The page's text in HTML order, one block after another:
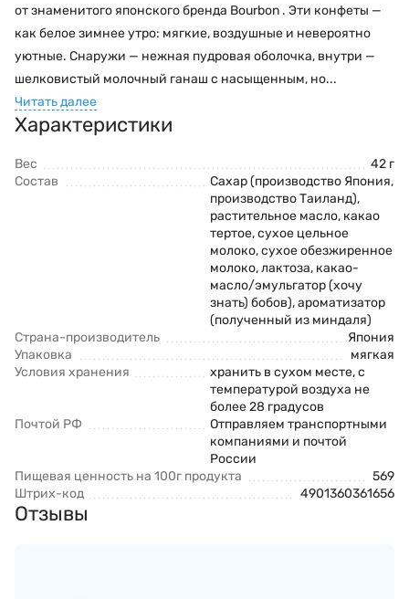
от знаменитого японского бренда Bourbon . Эти конфеты —
как белое зимнее утро: мягкие, воздушные и невероятно
уютные. Снаружи — нежная пудровая оболочка, внутри —
шелковистый молочный ганаш с насыщенным, но...
Читать далее
Характеристики
Вес
42 г
Состав
Сахар (производство Япония,
производство Таиланд),
растительное масло, какао
тертое, сухое цельное
молоко, сухое обезжиренное
молоко, лактоза, какао-
масло/эмульгатор (хочу
знать) бобов), ароматизатор
(полученный из миндаля)
Страна-производитель
Япония
Упаковка
мягкая
Условия хранения
хранить в сухом месте, с
температурой воздуха не
более 28 градусов
Почтой РФ
Отправляем транспортными
компаниями и почтой
России
Пищевая ценность на 100г продукта
569
Штрих-код
4901360361656
Отзывы